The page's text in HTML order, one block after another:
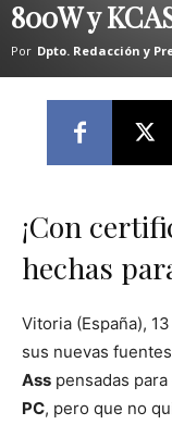
800W y
Por Dpto. Redacción y
¡Con
hechas
Vitoria (España),
sus nuevas
Ass pensadas para
PC, pero que no